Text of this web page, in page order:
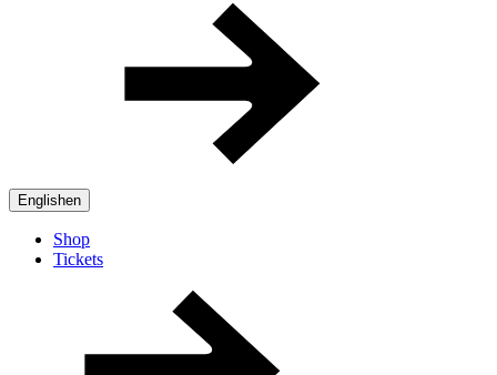
Englishen
Shop
Tickets